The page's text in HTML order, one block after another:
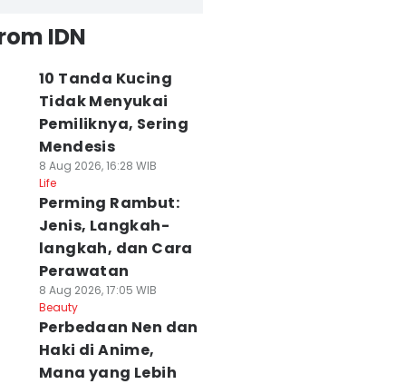
IDN
10 Tanda Kucing
Tidak Menyukai
Pemiliknya, Sering
Mendesis
8 Aug 2026, 16:28 WIB
Life
Perming Rambut:
Jenis, Langkah-
langkah, dan Cara
Perawatan
8 Aug 2026, 17:05 WIB
Beauty
Perbedaan Nen dan
Haki di Anime,
Mana yang Lebih